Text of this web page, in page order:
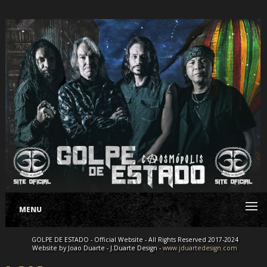
MENU
GOLPE DE ESTADO - Official Website - All Rights Reserved 2017-2024
Website by Joao Duarte - J.Duarte Design -www.jduartedesign.com